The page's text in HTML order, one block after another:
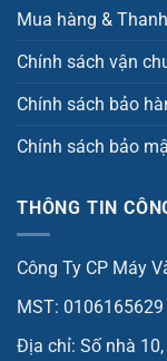
Mua hàng &
Chính sách vận
Chính sách bảo
Chính sách bảo
THÔNG TIN
Công Ty CP Máy
MST: 0106165629
Địa chỉ: Số nhà